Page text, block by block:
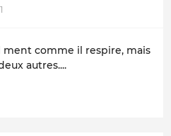
comme il respire, mais
autres....